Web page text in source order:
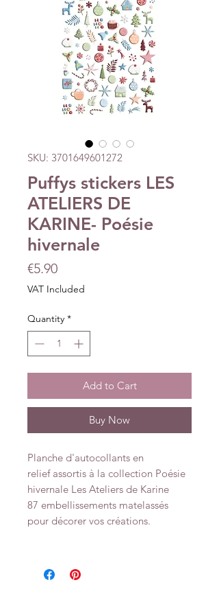
SKU: 3701649601272
Puffys stickers LES
ATELIERS DE
KARINE- Poésie
hivernale
€5.90Price
VAT Included
Quantity *
Add to Cart
Buy Now
Planche d'autocollants en
relief assortis à la collection Poésie
hivernale Les Ateliers de Karine
87 embellissements matelassés
pour décorer vos créations.